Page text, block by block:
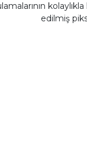
edilmiş